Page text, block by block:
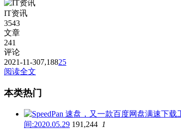
IT资讯
3543
文章
241
评论
2021-11-307,18825
阅读全文
本类热门
间:2020.05.29 191,244 1